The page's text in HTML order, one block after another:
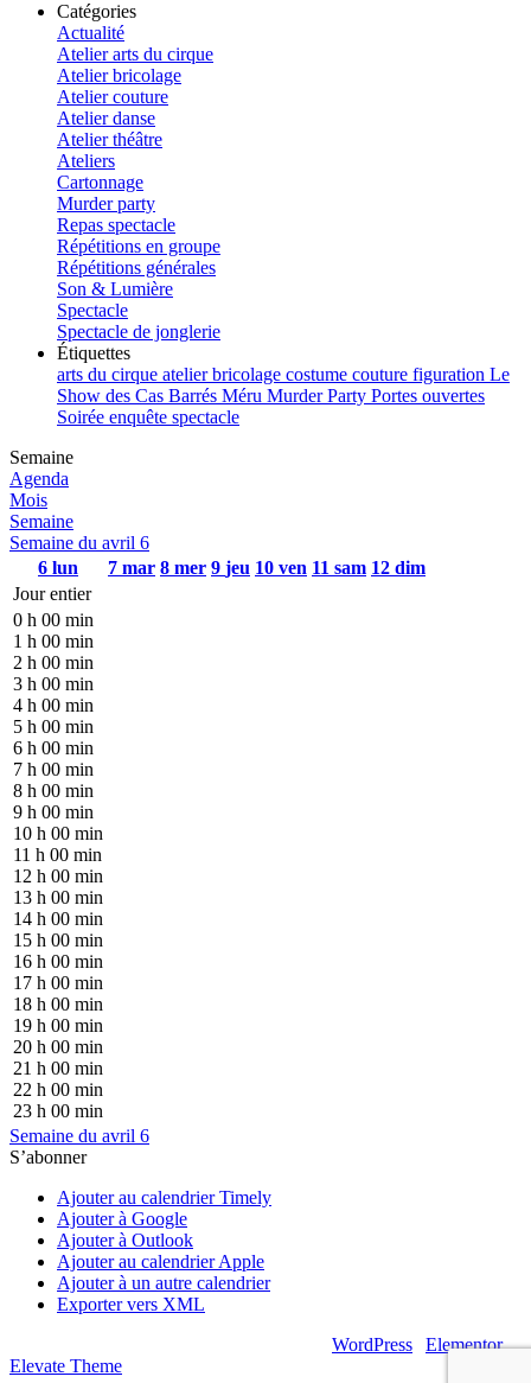
Catégories
Actualité
Atelier arts du cirque
Atelier bricolage
Atelier couture
Atelier danse
Atelier théâtre
Ateliers
Cartonnage
Murder party
Repas spectacle
Répétitions en groupe
Répétitions générales
Son & Lumière
Spectacle
Spectacle de jonglerie
Étiquettes
arts du cirque atelierbricolage costume couture figuration Le
Show des Cas Barrés Méru Murder Party Portes ouvertes
Soirée enquête spectacle
Semaine
Agenda
Mois
Semaine
Semaine du avril 6
6 lun 7 mar 8 mer 9 jeu 10 ven 11 sam 12 dim
Jour entier
0 h 00 min
1 h 00 min
2 h 00 min
3 h 00 min
4 h 00 min
5 h 00 min
6 h 00 min
7 h 00 min
8 h 00 min
9 h 00 min
10 h 00 min
11 h 00 min
12 h 00 min
13 h 00 min
14 h 00 min
15 h 00 min
16 h 00 min
17 h 00 min
18 h 00 min
19 h 00 min
20 h 00 min
21 h 00 min
22 h 00 min
23 h 00 min
Semaine du avril 6
S’abonner
Ajouter au calendrier Timely
Ajouter à Google
Ajouter à Outlook
Ajouter au calendrier Apple
Ajouter à un autre calendrier
Exporter vers XML
WordPress Elementor|
Elevate Theme